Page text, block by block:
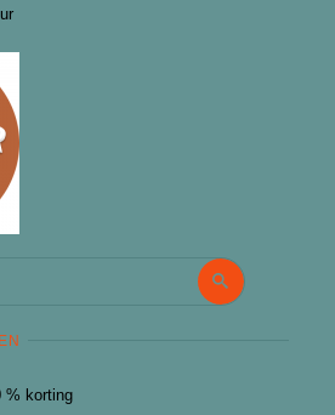
Zoeken
% korting